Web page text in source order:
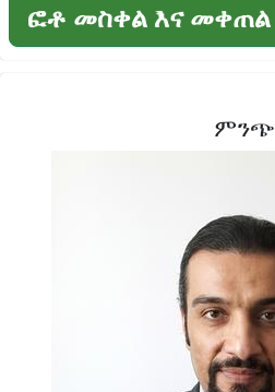
ፎቶ መስቀል እና መቀጠል
ምንጭ